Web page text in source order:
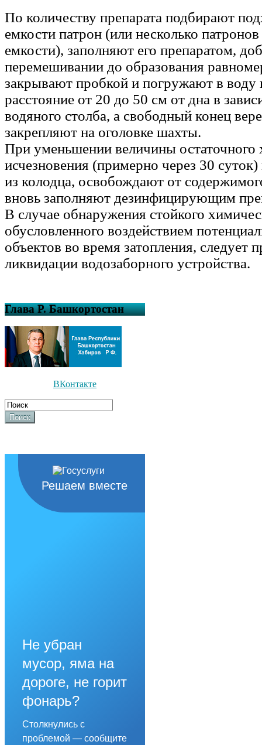
По количеству препарата подбирают
емкости патрон (или несколько
емкости), заполняют его препаратом,
перемешивании до образования
закрывают пробкой и погружают в воду
расстояние от 20 до 50 см от дна в
водяного столба, а свободный конец
закрепляют на оголовке шахты.
При уменьшении величины остаточного
исчезновения (примерно через 30
из колодца, освобождают от
вновь заполняют дезинфицирующим
В случае обнаружения стойкого
обусловленного воздействием
объектов во время затопления, следует
ликвидации водозаборного устройства.
Глава Р. Башкортостан
ВКонтакте
Поиск
Решаем вместе
Не убран
мусор, яма на
дороге, не горит
фонарь?
Столкнулись с
проблемой — сообщите